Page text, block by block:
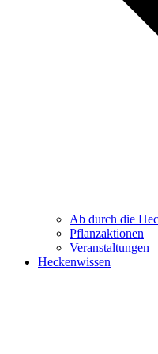
Ab durch die
Pflanzaktionen
Veranstaltungen
Heckenwissen